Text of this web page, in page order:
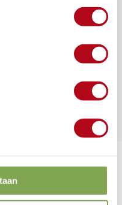
nieuwsbrief
Abonneer